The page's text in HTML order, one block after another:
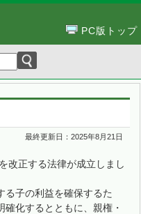
PC版トップ
最終更新日：2025年8月21日
改正する法律が成立しまし
子の利益を確保するた
化するとともに、親権・